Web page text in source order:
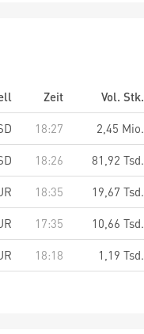
Zeit
Vol. Stk.
18:27
2,45 Mio.
18:26
81,92 Tsd.
18:35
19,67 Tsd.
17:35
10,66 Tsd.
18:18 1,19 Tsd.